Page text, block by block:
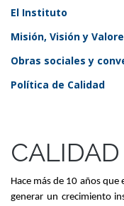
El Instituto
Misión, Visión y
Obras sociales y
Política de Calidad
CALIDAD
Hace más de 10 años
generar un crecimiento